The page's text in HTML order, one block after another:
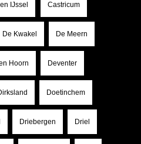
IJssel Castricum
De Kwakel De Meern
Hoorn Deventer
Doetinchem
Driebergen Driel